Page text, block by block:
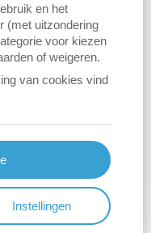
en
en het
(met uitzondering
voor kiezen
of weigeren.
van cookies vind
Instellingen